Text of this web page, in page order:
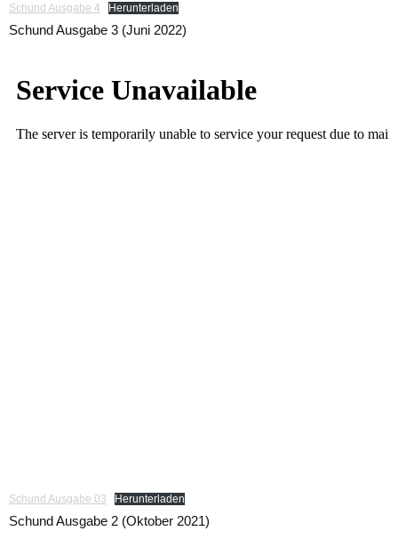
Schund Ausgabe 4 Herunterladen
Schund Ausgabe 3 (Juni 2022)
Schund Ausgabe 03 Herunterladen
Schund Ausgabe 2 (Oktober 2021)